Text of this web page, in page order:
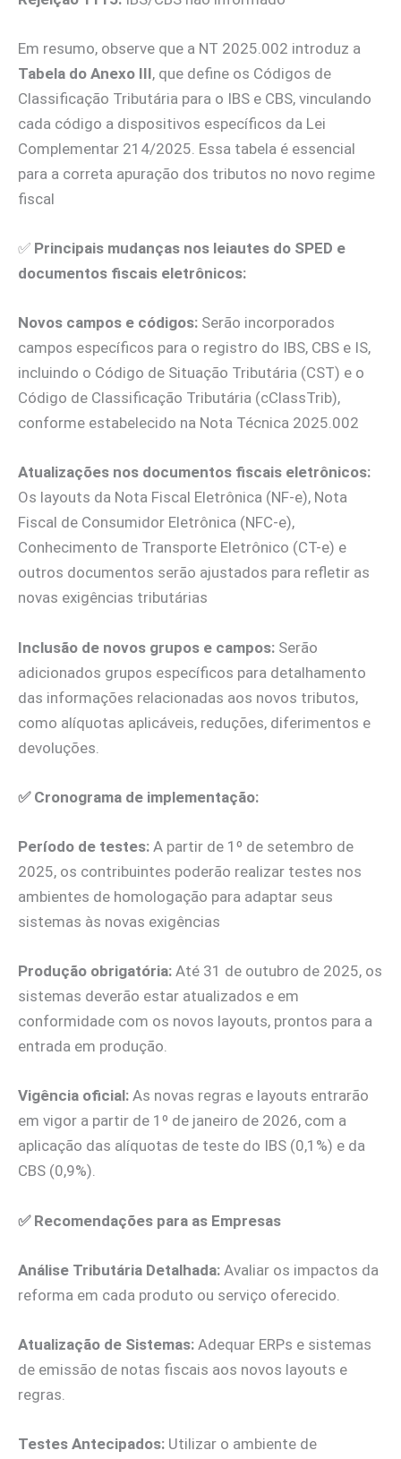
Em resumo, observe que a NT 2025.002 introduz a
Tabela do Anexo III, que define os Códigos de
Classificação Tributária para o IBS e CBS, vinculando
cada código a dispositivos específicos da Lei
Complementar 214/2025. Essa tabela é essencial
para a correta apuração dos tributos no novo regime
fiscal
✅ Principais mudanças nos leiautes do SPED e
documentos fiscais eletrônicos:
Novos campos e códigos: Serão incorporados
campos específicos para o registro do IBS, CBS e IS,
incluindo o Código de Situação Tributária (CST) e o
Código de Classificação Tributária (cClassTrib),
conforme estabelecido na Nota Técnica 2025.002
Atualizações nos documentos fiscais eletrônicos:
Os layouts da Nota Fiscal Eletrônica (NF-e), Nota
Fiscal de Consumidor Eletrônica (NFC-e),
Conhecimento de Transporte Eletrônico (CT-e) e
outros documentos serão ajustados para refletir as
novas exigências tributárias
Inclusão de novos grupos e campos: Serão
adicionados grupos específicos para detalhamento
das informações relacionadas aos novos tributos,
como alíquotas aplicáveis, reduções, diferimentos e
devoluções.
✅Cronograma de implementação:
Período de testes: A partir de 1º de setembro de
2025, os contribuintes poderão realizar testes nos
ambientes de homologação para adaptar seus
sistemas às novas exigências
Produção obrigatória: Até 31 de outubro de 2025, os
sistemas deverão estar atualizados e em
conformidade com os novos layouts, prontos para a
entrada em produção.
Vigência oficial: As novas regras e layouts entrarão
em vigor a partir de 1º de janeiro de 2026, com a
aplicação das alíquotas de teste do IBS (0,1%) e da
CBS (0,9%).
✅Recomendações para as Empresas
Análise Tributária Detalhada: Avaliar os impactos da
reforma em cada produto ou serviço oferecido.
Atualização de Sistemas: Adequar ERPs e sistemas
de emissão de notas fiscais aos novos layouts e
regras.
Testes Antecipados: Utilizar o ambiente de